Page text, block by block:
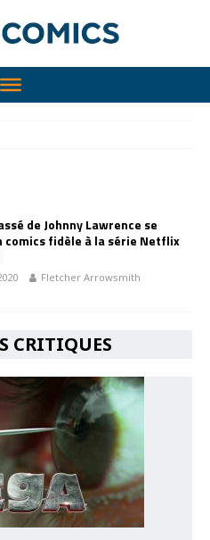
de Johnny Lawrence se
comics fidèle à la série Netflix
Fletcher Arrowsmith
CRITIQUES